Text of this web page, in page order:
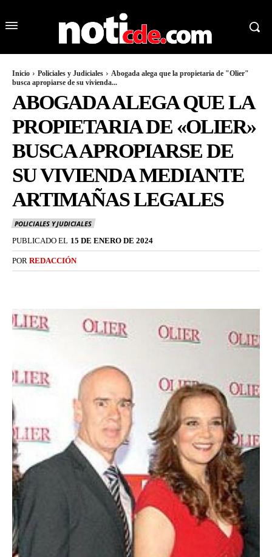
Inicio Policiales y Judiciales
Abogada alega que la propietaria de "Olier"
busca apropiarse de su vivienda...
ABOGADA ALEGA QUE LA
PROPIETARIA DE «OLIER»
BUSCA APROPIARSE DE
SU VIVIENDA MEDIANTE
ARTIMAÑAS LEGALES
POLICIALES Y JUDICIALES
PUBLICADO EL 15 DE ENERO DE 2024
POR REDACCIÓN